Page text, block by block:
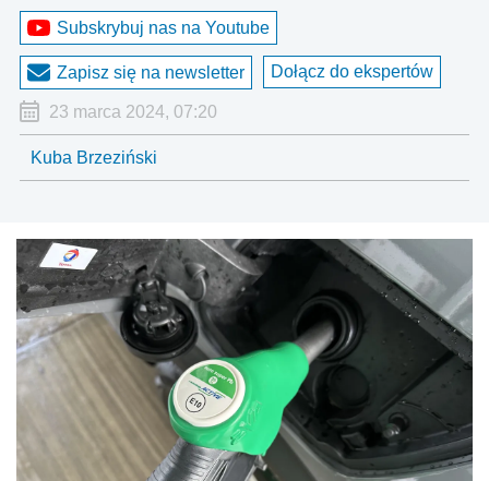
Subskrybuj nas na Youtube
Zapisz się na newsletter Dołącz do ekspertów
23 marca 2024, 07:20
Kuba Brzeziński